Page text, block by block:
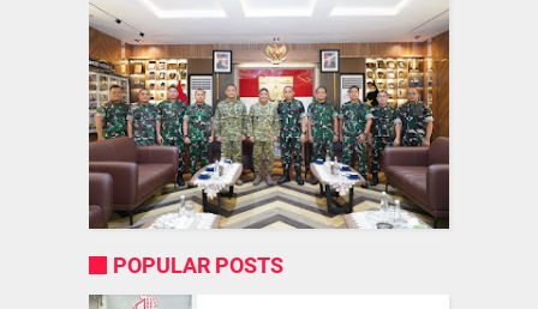
POPULAR POSTS